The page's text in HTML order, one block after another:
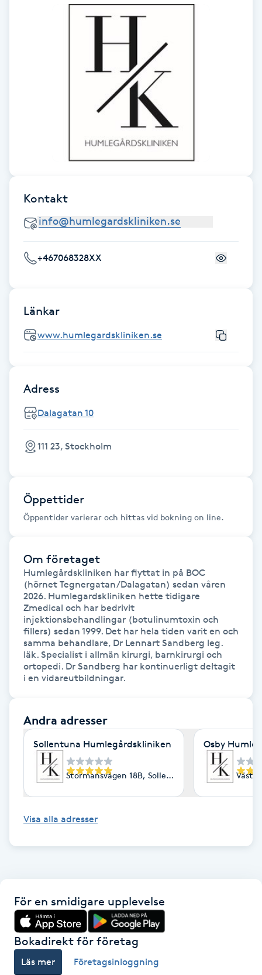
Fransförlängning
Fransförlängning Volym
Fransrengöring
Frekvensterapi
Friskvård
Friskvårdsmassage
Frisör
Funktionsanalys
Färgning
Föning
Gel naglar
Gelenaglar
Gellack
Gellack med förstärkning
Gravidmassage
Gravidyoga
Gruppträning
Healing
Herrklippning
säkra, naturliga och fantastiska resultat! Du
kommer inte ångra dig!
Kontakt
+467068328XX
Länkar
www.humlegardskliniken.se
Adress
Dalagatan 10
111 23, Stockholm
Öppettider
Öppentider varierar och hittas vid bokning on line.
Om företaget
Humlegårdskliniken har flyttat in på BOC
(hörnet Tegnergatan/Dalagatan) sedan våren
2026. Humlegardskliniken hette tidigare
Zmedical och har bedrivit
injektionsbehandlingar (botulinumtoxin och
fillers) sedan 1999. Det har hela tiden varit en och
samma behandlare, Dr Lennart Sandberg leg.
läk. Specialist i allmän kirurgi, barnkirurgi och
ortopedi. Dr Sandberg har kontinuerligt deltagit
i en vidareutbildningar.
Andra adresser
Sollentuna Humlegårdskliniken
Stormansvägen 18B, Sollentuna
Osby
Visa alla adresser
För en smidigare upplevelse
Bokadirekt för företag
Läs mer Företagsinloggning